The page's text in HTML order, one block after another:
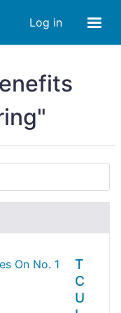
Log in
T
C
U